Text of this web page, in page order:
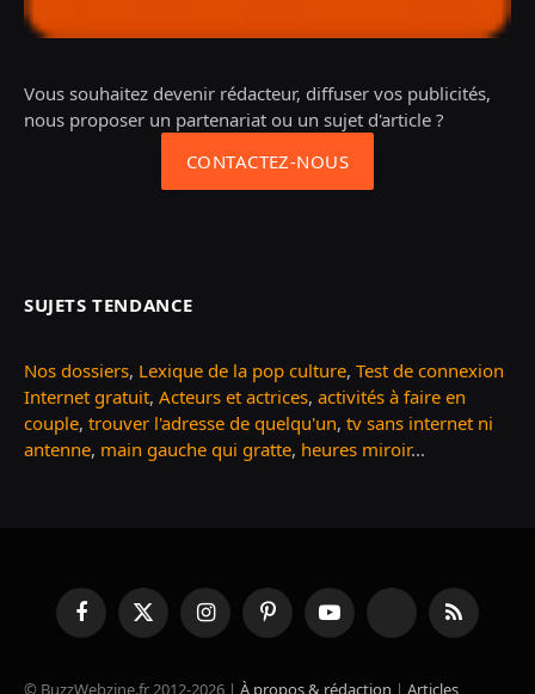
Vous souhaitez devenir rédacteur, diffuser vos publicités,
nous proposer un partenariat ou un sujet d'article ?
CONTACTEZ-NOUS
SUJETS TENDANCE
Nos dossiers, Lexique de la pop culture, Test de connexion
Internet gratuit, Acteurs et actrices, activités à faire en
couple, trouver l'adresse de quelqu'un, tv sans internet ni
antenne, main gauche qui gratte, heures miroir...
FacebookX
(Twitter)
InstagramPinterestYouTube TikTok RSS
© BuzzWebzine.fr 2012-2026 | À propos & rédaction | Articles